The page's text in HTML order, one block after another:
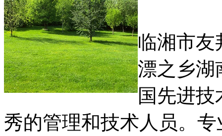
临湘市友
漂之乡湖
国先进
秀的管理和技术人员。